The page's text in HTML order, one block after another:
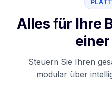
Alles für Ihre
Steuern Sie Ihren
modular über